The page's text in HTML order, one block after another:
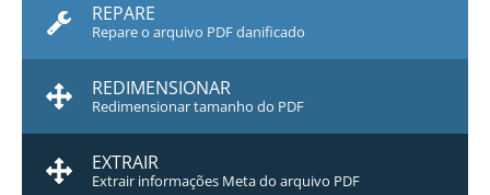
REPARE
Repare o arquivo PDF danificado
REDIMENSIONAR
Redimensionar tamanho do PDF
EXTRAIR
Extrair informações Meta do arquivo PDF